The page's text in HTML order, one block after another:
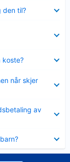
den til?
koste?
når skjer
av